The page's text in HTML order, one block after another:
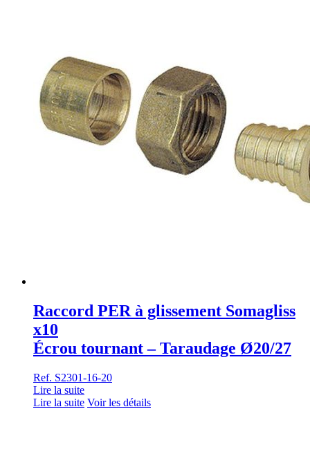
Raccord PER à glissement Somagliss
x10
Écrou tournant – Taraudage Ø20/27
Ref. S2301-16-20
Lire la suite
Lire la suite Voir les détails